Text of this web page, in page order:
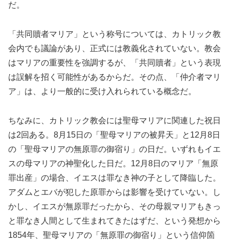
だ。
「共同贖者マリア」という称号については、カトリック教
会内でも議論があり、正式には教義化されていない。教会
はマリアの重要性を強調するが、「共同贖者」という表現
は誤解を招く可能性があるからだ。その点、「仲介者マリ
ア」は、より一般的に受け入れられている概念だ。
ちなみに、カトリック教会には聖母マリアに関連した祝日
は2回ある。8月15日の「聖母マリアの被昇天」と12月8日
の「聖母マリアの無原罪の御宿り」の日だ。いずれもイエ
スの母マリアの神聖化した日だ。12月8日のマリア「無原
罪出産」の場合、イエスは罪なき神の子として降臨した。
アダムとエバが犯した原罪からは影響を受けていない。し
かし、イエスが無原罪だったから、その母親マリアもきっ
と罪なき人間として生まれてきたはずだ、という発想から
1854年、聖母マリアの「無原罪の御宿り」という信仰箇